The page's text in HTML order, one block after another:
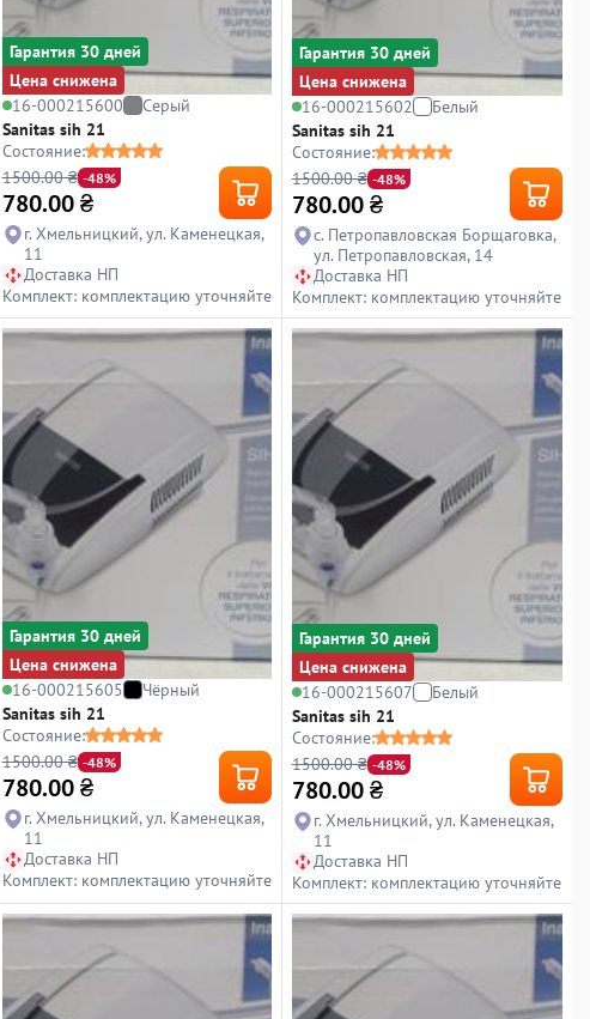
Гарантия 30 дней
Цена снижена
16-000215600
Серый
Sanitas sih 21
Состояние:
1500.00 ₴ -48%
780.00 ₴
г. Хмельницкий, ул. Каменецкая,
11
Доставка НП
Комплект: комплектацию уточняйте
Гарантия 30 дней
Цена снижена
16-000215602
Белый
Sanitas sih 21
Состояние:
1500.00 ₴ -48%
780.00 ₴
с. Петропавловская Борщаговка,
ул. Петропавловская, 14
Доставка НП
Комплект: комплектацию уточняйте
Гарантия 30 дней
Цена снижена
16-000215605
Чёрный
Sanitas sih 21
Состояние:
1500.00 ₴ -48%
780.00 ₴
г. Хмельницкий, ул. Каменецкая,
11
Доставка НП
Комплект: комплектацию уточняйте
Гарантия 30 дней
Цена снижена
16-000215607
Белый
Sanitas sih 21
Состояние:
1500.00 ₴ -48%
780.00 ₴
г. Хмельницкий, ул. Каменецкая,
11
Доставка НП
Комплект: комплектацию уточняйте